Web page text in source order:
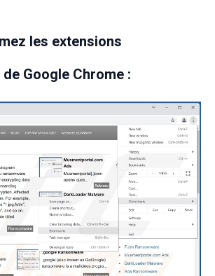
les extensions
Google Chrome :